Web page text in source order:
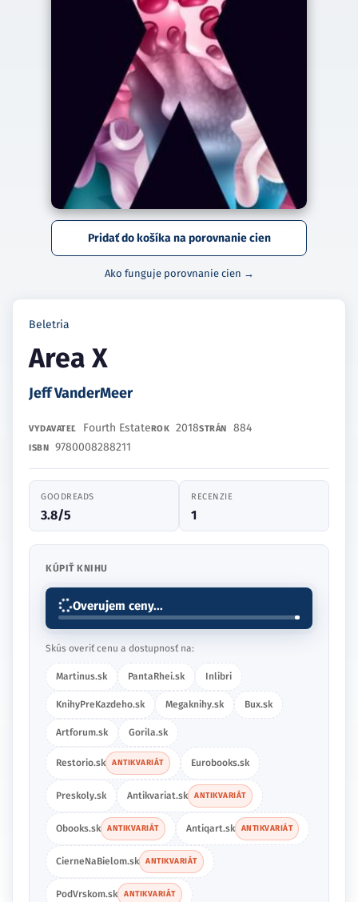
Pridať do košíka na porovnanie cien
Ako funguje porovnanie cien →
Beletria
Area X
Jeff VanderMeer
VYDAVATEĽ Fourth EstateROK 2018STRÁN 884
ISBN 9780008288211
GOODREADS
3.8/5
RECENZIE
1
KÚPIŤ KNIHU
Overujem ceny...
Skús overiť cenu a dostupnosť na:
Martinus.sk PantaRhei.sk Inlibri
KnihyPreKazdeho.sk Megaknihy.sk Bux.sk
Artforum.sk Gorila.sk
Restorio.sk ANTIKVARIÁT Eurobooks.sk
Preskoly.sk Antikvariat.sk ANTIKVARIÁT
Obooks.sk ANTIKVARIÁT Antiqart.sk ANTIKVARIÁT
CierneNaBielom.sk ANTIKVARIÁT
PodVrskom.sk ANTIKVARIÁT